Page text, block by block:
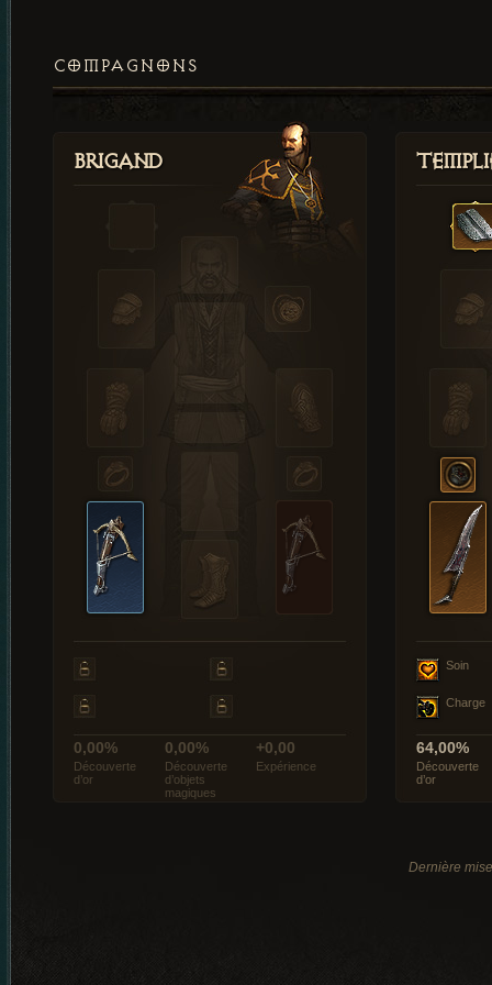
COMPAGNONS
Brigand
0,00%
Découverte
d’or
0,00%
Découverte
d’objets
magiques
+0,00
Expérience
Soin
Charge
64,00%
Découverte
d’or
Dernière